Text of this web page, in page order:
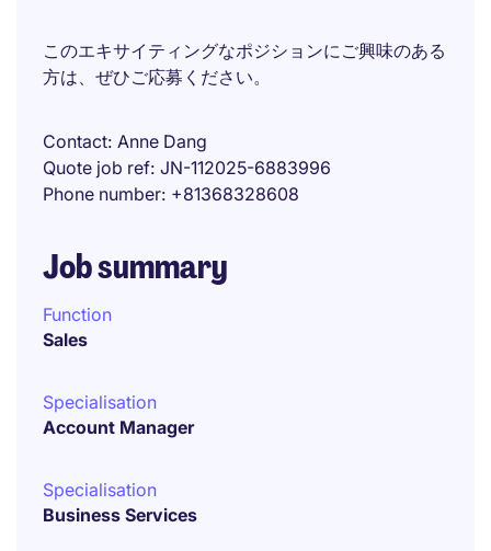
このエキサイティングなポジションにご興味のある
方は、ぜひご応募ください。
Contact Anne Dang
Quote job ref JN-112025-6883996
Phone number +81368328608
Job summary
Function
Sales
Specialisation
Account Manager
Specialisation
Business Services